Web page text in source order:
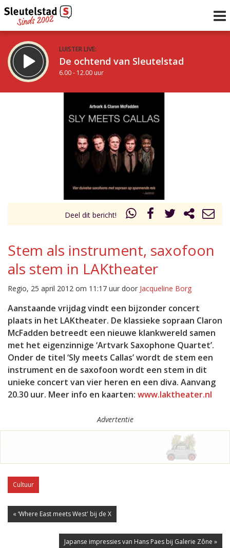
LUISTER LIVE:
De ochtend van Sleutelstad
6.00 - 12.00 uur
De middag van Sleutelstad
Deel dit bericht!
Stem als instrument, saxofoon
als stem in LAKtheater
Regio, 25 april 2012 om 11:17 uur door Jacqueline Borg
Aanstaande vrijdag vindt een bijzonder concert
plaats in het LAKtheater. De klassieke sopraan Claron
McFadden betreedt een nieuwe klankwereld samen
met het eigenzinnige ‘Artvark Saxophone Quartet’.
Onder de titel ‘Sly meets Callas’ wordt de stem een
instrument en de saxofoon wordt een stem in dit
unieke concert van vier heren en een diva. Aanvang
20.30 uur. Meer info en kaarten: www.laktheater.nl
Advertentie
Cultuur
« ‘Where East meets West' bij de X
Japanse impressies van Hans Paes bij Galerie Zône »